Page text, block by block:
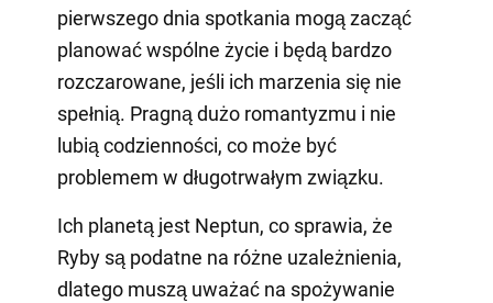
pierwszego dnia spotkania mogą zacząć
planować wspólne życie i będą bardzo
rozczarowane, jeśli ich marzenia się nie
spełnią. Pragną dużo romantyzmu i nie
lubią codzienności, co może być
problemem w długotrwałym związku.
Ich planetą jest Neptun, co sprawia, że
Ryby są podatne na różne uzależnienia,
dlatego muszą uważać na spożywanie